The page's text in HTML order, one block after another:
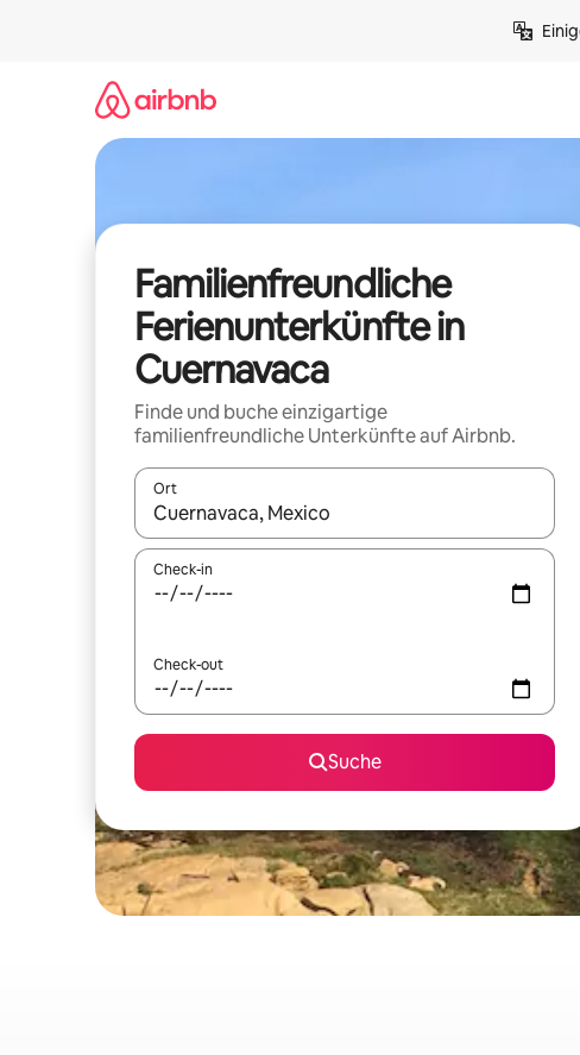
Familienfreundliche
Ferienunterkünfte in
Cuernavaca
Finde und buche einzigartige
familienfreundliche Unterkünfte auf Airbnb.
Ort
Wenn Ergebnisse verfügbar sind, navigiere mit den
Check-in
Check-out
Suche